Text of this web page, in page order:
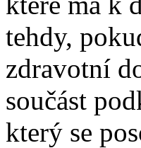
tehdy,
zdravotní
součást
který se